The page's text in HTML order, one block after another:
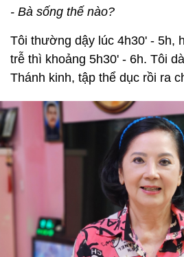
- Bà sống thế nào?
Tôi thường dậy lúc 4h30' - 5h,
trễ thì khoảng 5h30' - 6h. Tôi
Thánh kinh, tập thể dục rồi ra